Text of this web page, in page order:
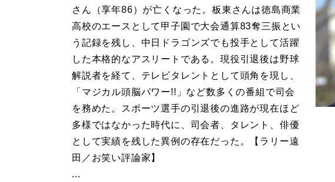
さん（享年86）が亡くなった。板東さんは徳島商業
高校のエースとして甲子園で大会通算83奪三振とい
う記録を残し、中日ドラゴンズでも投手として活躍
した本格的なアスリートである。現役引退後は野球
解説者を経て、テレビタレントとして頭角を現し、
「マジカル頭脳パワー!!」など数多くの番組で司会
を務めた。スポーツ選手の引退後の進路が現在ほど
多様ではなかった時代に、司会者、タレント、俳優
として実績を残した異例の存在だった。【ラリー遠
田／お笑い評論家】
...